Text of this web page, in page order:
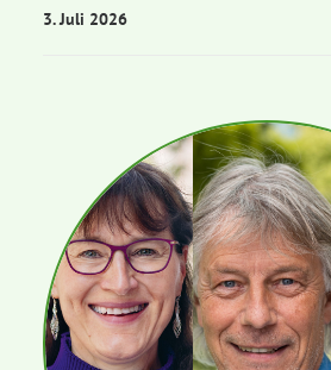
3. Juli 2026